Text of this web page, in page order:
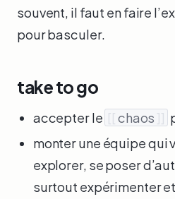
souvent, il faut en faire
pour basculer.
take to go
accepter le [[chaos ]]
monter une équipe qui
explorer, se poser
surtout expérimenter